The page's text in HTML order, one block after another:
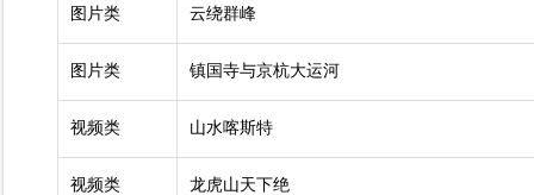
图片类 云绕群峰
图片类 镇国寺与京杭大运河
视频类 山水喀斯特
视频类 龙虎山天下绝